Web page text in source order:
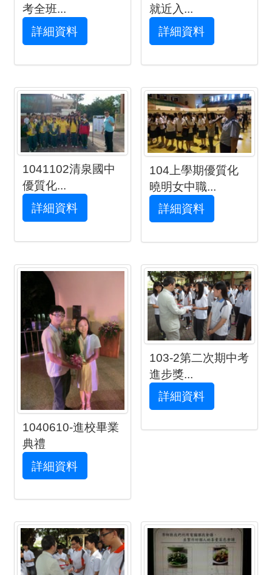
考全班...
詳細資料
就近入...
詳細資料
1041102清泉國中
優質化...
詳細資料
104上學期優質化
曉明女中職...
詳細資料
1040610-進校畢業
典禮
詳細資料
103-2第二次期中考
進步獎...
詳細資料